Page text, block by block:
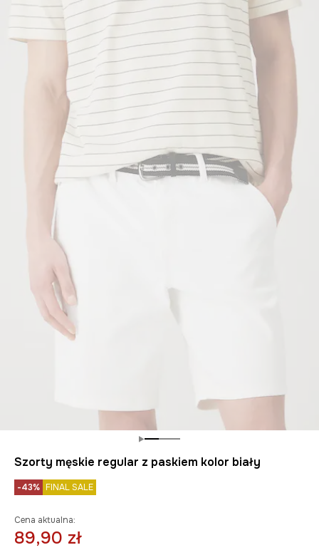
Szorty męskie regular z paskiem kolor biały
-43% FINAL SALE
Cena aktualna:
89,90 zł